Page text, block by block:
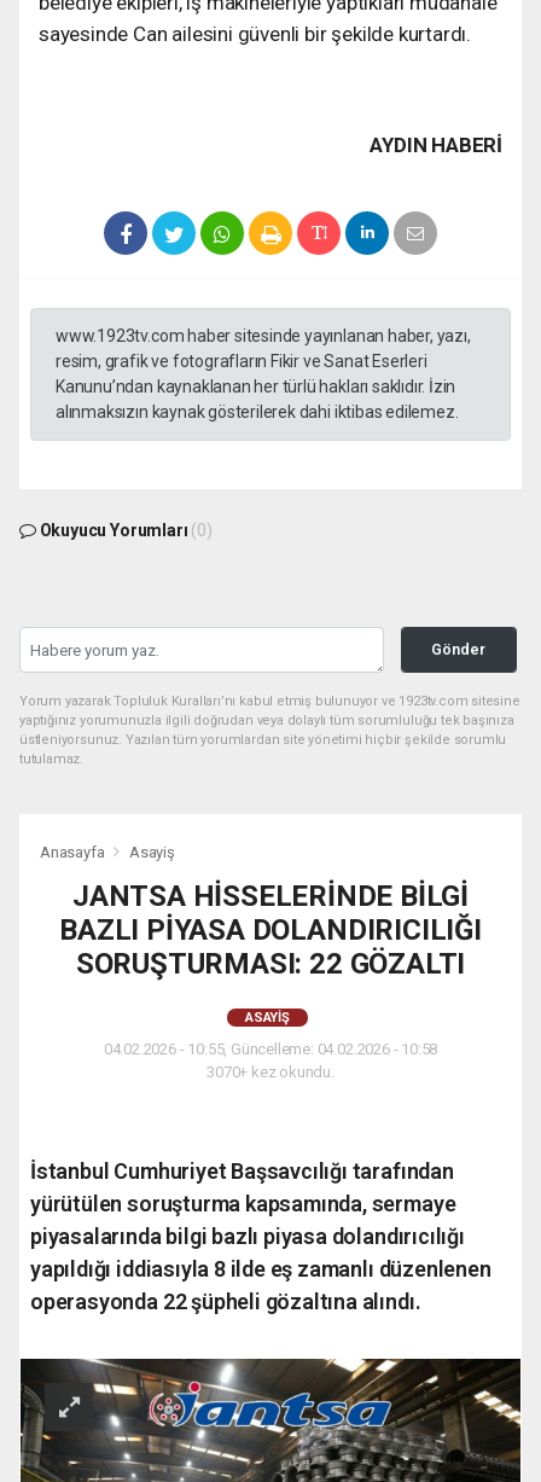
sayesinde Can ailesini güvenli bir şekilde kurtardı.
AYDIN HABERİ
www.1923tv.com haber sitesinde yayınlanan haber, yazı,
resim, grafik ve fotografların Fikir ve Sanat Eserleri
Kanunu’ndan kaynaklanan her türlü hakları saklıdır. İzin
alınmaksızın kaynak gösterilerek dahi iktibas edilemez.
Okuyucu Yorumları (0)
Gönder
Yorum yazarak Topluluk Kuralları’nı kabul etmiş bulunuyor ve 1923tv.com sitesine
yaptığınız yorumunuzla ilgili doğrudan veya dolaylı tüm sorumluluğu tek başınıza
üstleniyorsunuz. Yazılan tüm yorumlardan site yönetimi hiçbir şekilde sorumlu
tutulamaz.
Anasayfa Asayiş
JANTSA HİSSELERİNDE BİLGİ
BAZLI PİYASA DOLANDIRICILIĞI
SORUŞTURMASI: 22 GÖZALTI
ASAYIŞ
04.02.2026 - 10:55, Güncelleme: 04.02.2026 - 10:58
3070+ kez okundu.
İstanbul Cumhuriyet Başsavcılığı tarafından
yürütülen soruşturma kapsamında, sermaye
piyasalarında bilgi bazlı piyasa dolandırıcılığı
yapıldığı iddiasıyla 8 ilde eş zamanlı düzenlenen
operasyonda 22 şüpheli gözaltına alındı.